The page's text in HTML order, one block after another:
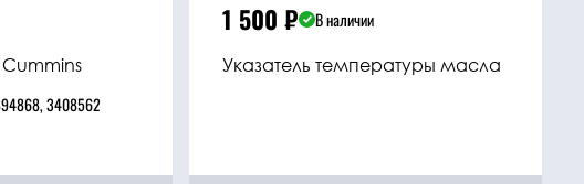
3408562
1 500 ₽
В наличии
Указатель температуры масла